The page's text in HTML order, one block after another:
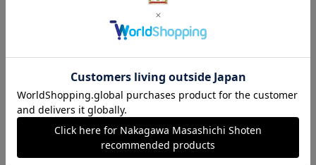
S・M・Lサイズより当店に
お任せ
カートに入れる カートに入れる